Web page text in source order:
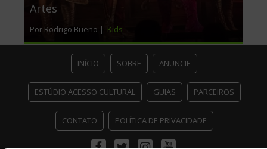
Artes
Por Rodrigo Bueno | Kids
INÍCIO SOBRE ANUNCIE
ESTÚDIO ACESSO CULTURAL GUIAS PARCEIROS
CONTATO POLÍTICA DE PRIVACIDADE
Facebook
TwitterInstagram
Youtube